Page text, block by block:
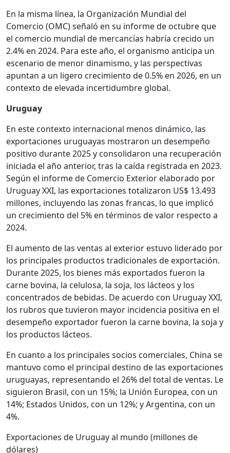
En la misma línea, la Organización Mundial del
Comercio (OMC) señaló en su informe de octubre que
el comercio mundial de mercancías habría crecido un
2.4% en 2024. Para este año, el organismo anticipa un
escenario de menor dinamismo, y las perspectivas
apuntan a un ligero crecimiento de 0.5% en 2026, en un
contexto de elevada incertidumbre global.
Uruguay
En este contexto internacional menos dinámico, las
exportaciones uruguayas mostraron un desempeño
positivo durante 2025 y consolidaron una recuperación
iniciada el año anterior, tras la caída registrada en 2023.
Según el informe de Comercio Exterior elaborado por
Uruguay XXI, las exportaciones totalizaron US$ 13.493
millones, incluyendo las zonas francas, lo que implicó
un crecimiento del 5% en términos de valor respecto a
2024.
El aumento de las ventas al exterior estuvo liderado por
los principales productos tradicionales de exportación.
Durante 2025, los bienes más exportados fueron la
carne bovina, la celulosa, la soja, los lácteos y los
concentrados de bebidas. De acuerdo con Uruguay XXI,
los rubros que tuvieron mayor incidencia positiva en el
desempeño exportador fueron la carne bovina, la soja y
los productos lácteos.
En cuanto a los principales socios comerciales, China se
mantuvo como el principal destino de las exportaciones
uruguayas, representando el 26% del total de ventas. Le
siguieron Brasil, con un 15%; la Unión Europea, con un
14%; Estados Unidos, con un 12%; y Argentina, con un
4%.
Exportaciones de Uruguay al mundo (millones de
dólares)